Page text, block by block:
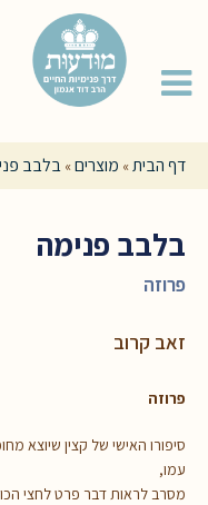
דף הבית» מוצרים» בלבב
בלבב פנימה
פרוזה
זאב קרוב
פרוזה
סיפורו האישי של קצין שיוצא
עמו,
מסרב לראות דבר פרט לחצי